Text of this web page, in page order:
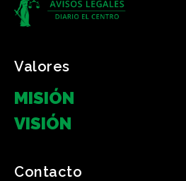
Valores
MISIÓN
VISIÓN
Contacto